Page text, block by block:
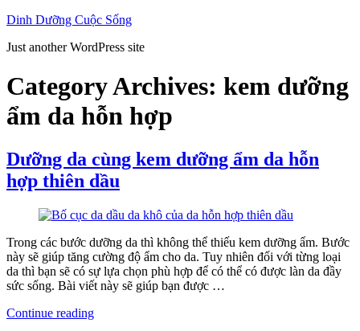
Skip
content
Dinh Dưỡng Cuộc Sống
Just another WordPress site
Category Archives: kem dưỡng
ẩm da hỗn hợp
Dưỡng da cùng kem dưỡng ẩm da hỗn
hợp thiên dầu
Trong các bước dưỡng da thì không thể thiếu kem dưỡng ẩm. Bước
này sẽ giúp tăng cường độ ẩm cho da. Tuy nhiên đối với từng loại
da thì bạn sẽ có sự lựa chọn phù hợp để có thể có được làn da đầy
sức sống. Bài viết này sẽ giúp bạn được …
Continue reading“Dưỡng